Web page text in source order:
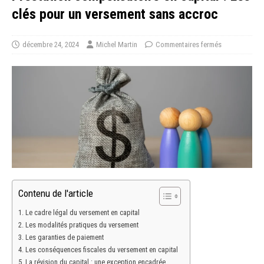
clés pour un versement sans accroc
décembre 24, 2024 Michel Martin Commentaires fermés
Contenu de l'article
Le cadre légal du versement en capital
Les modalités pratiques du versement
Les garanties de paiement
Les conséquences fiscales du versement en capital
La révision du capital : une exception encadrée